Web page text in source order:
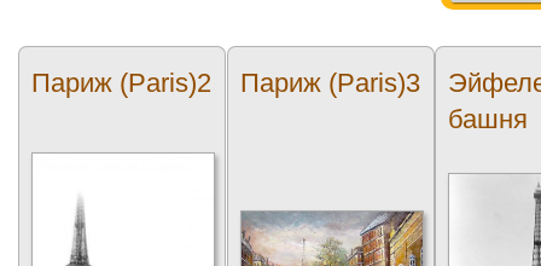
Париж (Paris)2 Париж (Paris)3
башня